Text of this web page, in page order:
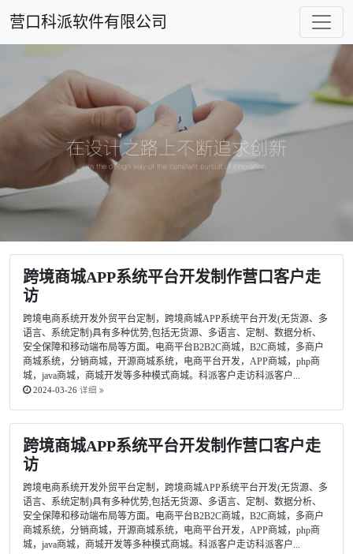
营口科派软件有限公司
跨境商城APP系统平台开发制作营口客户走
访
跨境电商系统开发外贸平台定制，跨境商城APP系统平台开发(无货源、多
语言、系统定制)具有多种优势,包括无货源、多语言、定制、数据分析、
安全保障和移动端布局等方面。电商平台B2B2C商城，B2C商城，多商户
商城系统，分销商城，开源商城系统，电商平台开发，APP商城，php商
城，java商城，商城开发等多种模式商城。科派客户走访科派客户...
2024-03-26 详细
跨境商城APP系统平台开发制作营口客户走
访
跨境电商系统开发外贸平台定制，跨境商城APP系统平台开发(无货源、多
语言、系统定制)具有多种优势,包括无货源、多语言、定制、数据分析、
安全保障和移动端布局等方面。电商平台B2B2C商城，B2C商城，多商户
商城系统，分销商城，开源商城系统，电商平台开发，APP商城，php商
城，java商城，商城开发等多种模式商城。科派客户走访科派客户...